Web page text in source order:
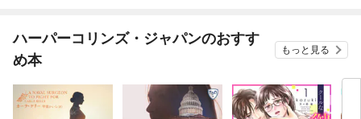
ハーパーコリンズ・ジャパンのおすす
め本
もっと見る